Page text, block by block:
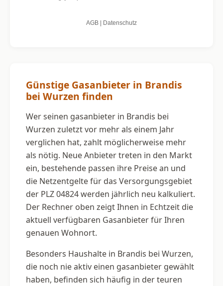
Günstige Gasanbieter in Brandis
bei Wurzen finden
Wer seinen gasanbieter in Brandis bei
Wurzen zuletzt vor mehr als einem Jahr
verglichen hat, zahlt möglicherweise mehr
als nötig. Neue Anbieter treten in den Markt
ein, bestehende passen ihre Preise an und
die Netzentgelte für das Versorgungsgebiet
der PLZ 04824 werden jährlich neu kalkuliert.
Der Rechner oben zeigt Ihnen in Echtzeit die
aktuell verfügbaren Gasanbieter für Ihren
genauen Wohnort.
Besonders Haushalte in Brandis bei Wurzen,
die noch nie aktiv einen gasanbieter gewählt
haben, befinden sich häufig in der teuren